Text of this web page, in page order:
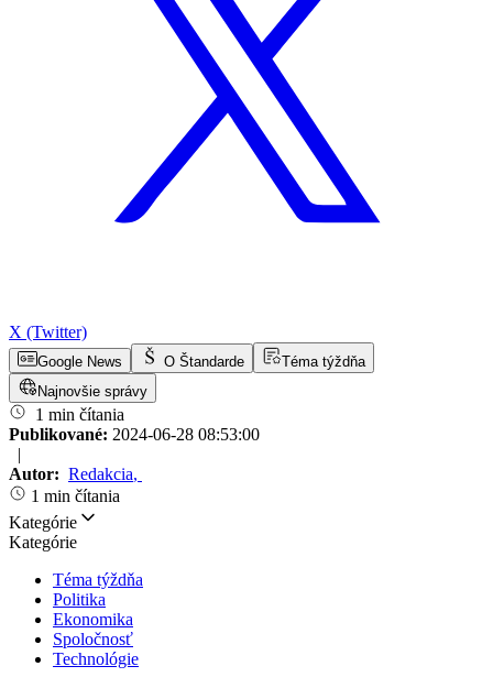
X (Twitter)
Google News O Štandarde
Téma týždňa
Najnovšie správy
1 min čítania
Publikované: 2024-06-28 08:53:00
|
Autor: Redakcia,
1 min čítania
Kategórie
Kategórie
Téma týždňa
Politika
Ekonomika
Spoločnosť
Technológie